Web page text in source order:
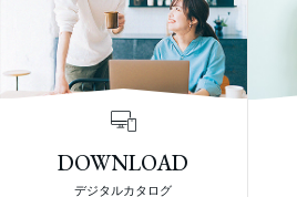
DOWNLOAD
デジタルカタログ